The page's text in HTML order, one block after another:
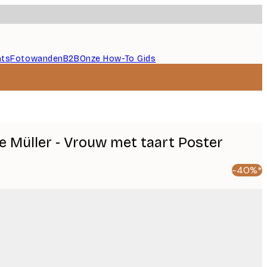
FotowandenB2BOnze How-To Gids
Müller - Vrouw met taart Poster
-40%*